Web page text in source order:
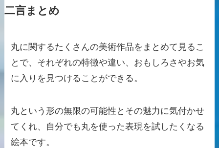
二言まとめ
丸に関するたくさんの美術作品をまとめて見るこ
とで、それぞれの特徴や違い、おもしろさやお気
に入りを見つけることができる。
丸という形の無限の可能性とその魅力に気付かせ
てくれ、自分でも丸を使った表現を試したくなる
絵本です。